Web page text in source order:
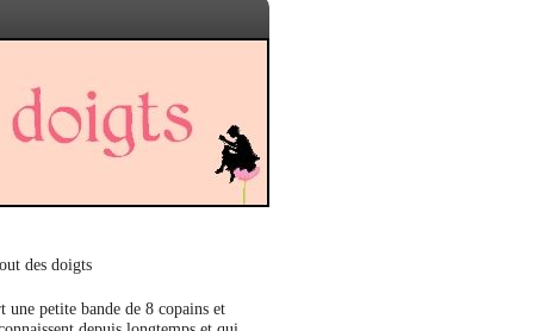
des doigts
une petite bande de 8 copains et